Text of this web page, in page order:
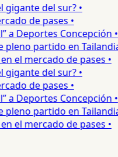
del sur? •
de pases •
Deportes Concepción •
partido en Tailandia •
mercado de pases •
del sur? •
de pases •
Deportes Concepción •
partido en Tailandia •
mercado de pases •